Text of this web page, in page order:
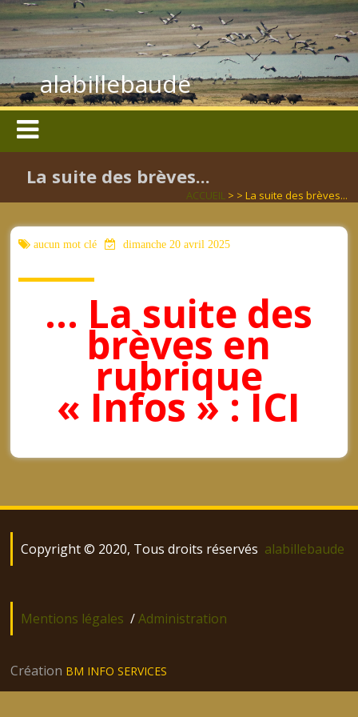
alabillebaude
La suite des brèves...
ACCUEIL> > La suite des brèves...
aucun mot clé dimanche 20 avril 2025
… La suite des
brèves en
rubrique
« Infos » : ICI
Copyright © 2020, Tous droits réservés alabillebaude
Mentions légales /Administration
Création BM INFO SERVICES